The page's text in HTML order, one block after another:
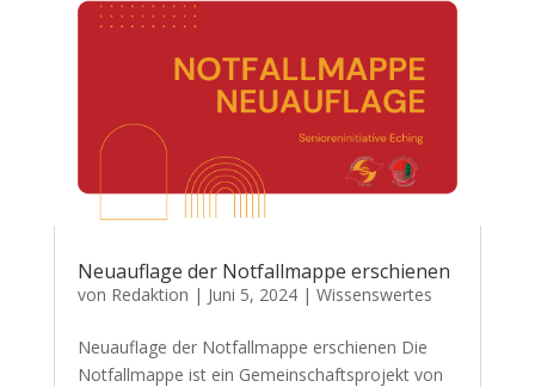
Neuauflage der Notfallmappe erschienen
von Redaktion | Juni 5, 2024| Wissenswertes
Neuauflage der Notfallmappe erschienen Die
Notfallmappe ist ein Gemeinschaftsprojekt von